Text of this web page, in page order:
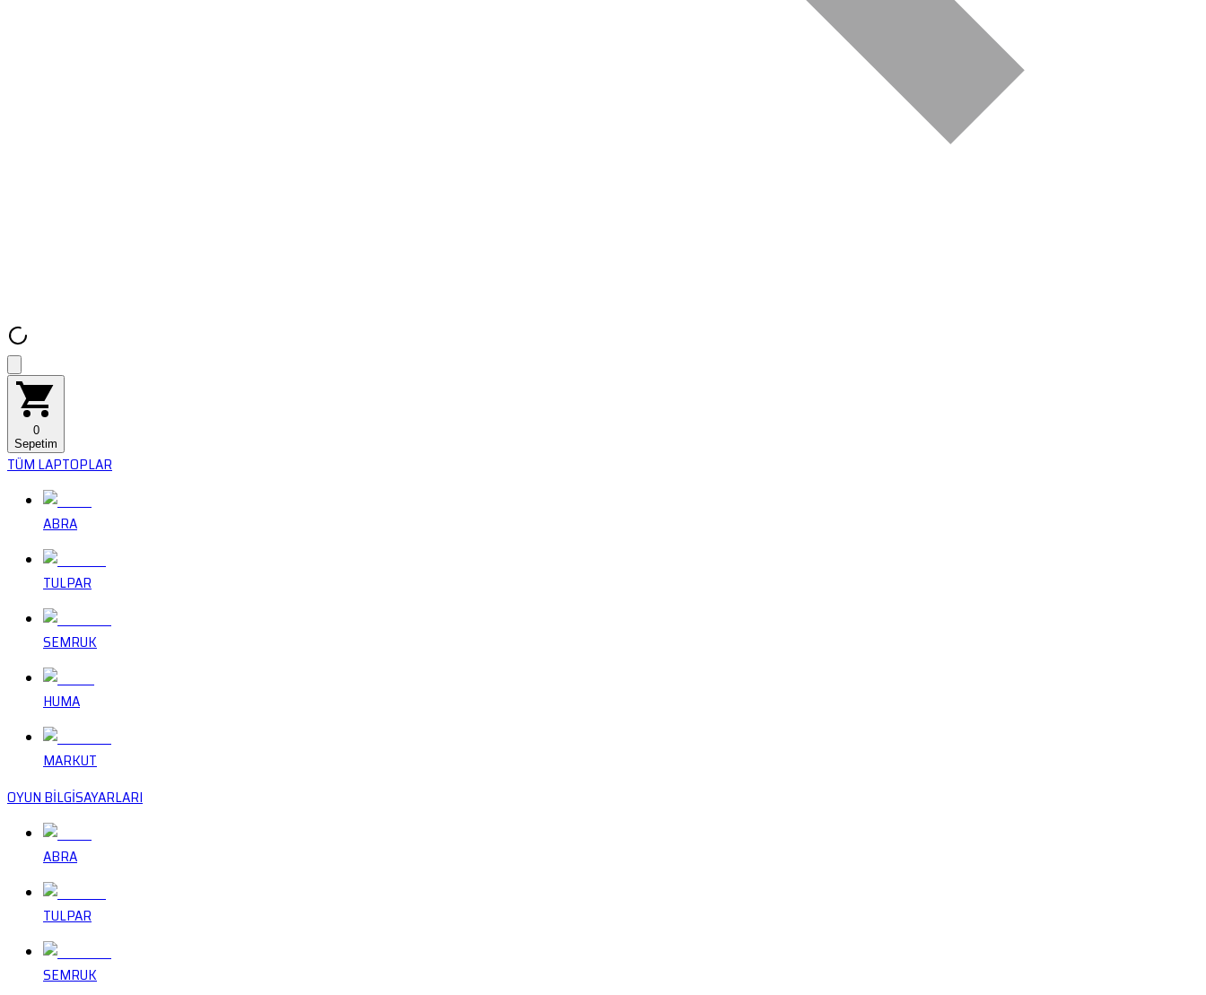
0
Sepetim
TÜM LAPTOPLAR
ABRA
TULPAR
SEMRUK
HUMA
MARKUT
OYUN BİLGİSAYARLARI
ABRA
TULPAR
SEMRUK